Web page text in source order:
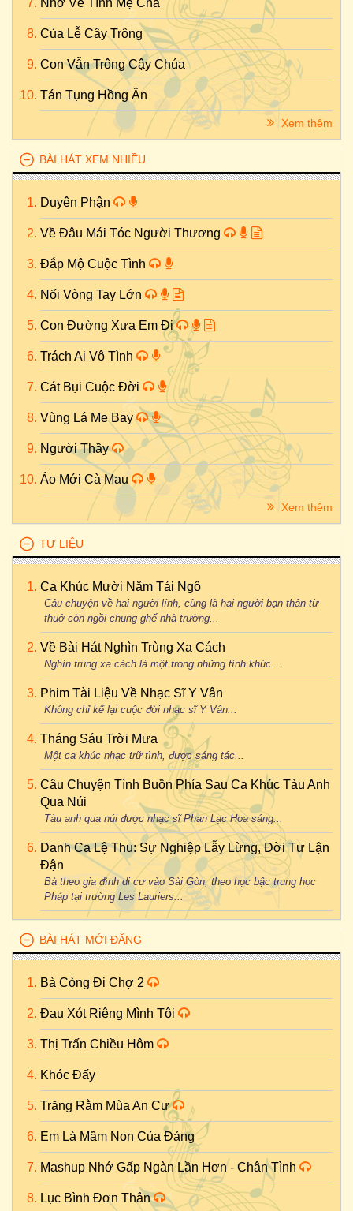
Nhớ Về Tình Mẹ Cha
Của Lễ Cậy Trông
Con Vẫn Trông Cậy Chúa
Tán Tụng Hồng Ân
Xem thêm
BÀI HÁT XEM NHIỀU
Duyên Phận
Về Đâu Mái Tóc Người Thương
Đắp Mộ Cuộc Tình
Nối Vòng Tay Lớn
Con Đường Xưa Em Đi
Trách Ai Vô Tình
Cát Bụi Cuộc Đời
Vùng Lá Me Bay
Người Thầy
Áo Mới Cà Mau
Xem thêm
TƯ LIỆU
Ca Khúc Mười Năm Tái Ngộ
Câu chuyện về hai người lính, cũng là hai người bạn thân từ
thuở còn ngồi chung ghế nhà trường...
Về Bài Hát Nghìn Trùng Xa Cách
Nghìn trùng xa cách là một trong những tình khúc...
Phim Tài Liệu Về Nhạc Sĩ Y Vân
Không chỉ kể lại cuộc đời nhạc sĩ Y Vân...
Tháng Sáu Trời Mưa
Một ca khúc nhạc trữ tình, được sáng tác...
Câu Chuyện Tình Buồn Phía Sau Ca Khúc Tàu Anh
Qua Núi
Tàu anh qua núi được nhạc sĩ Phan Lạc Hoa sáng...
Danh Ca Lệ Thu: Sự Nghiệp Lẫy Lừng, Đời Tư Lận
Đận
Bà theo gia đình di cư vào Sài Gòn, theo học bậc trung học
Pháp tại trường Les Lauriers...
BÀI HÁT MỚI ĐĂNG
Bà Còng Đi Chợ 2
Đau Xót Riêng Mình Tôi
Thị Trấn Chiều Hôm
Khóc Đấy
Trăng Rằm Mùa An Cư
Em Là Mầm Non Của Đảng
Mashup Nhớ Gấp Ngàn Lần Hơn - Chân Tình
Lục Bình Đơn Thân